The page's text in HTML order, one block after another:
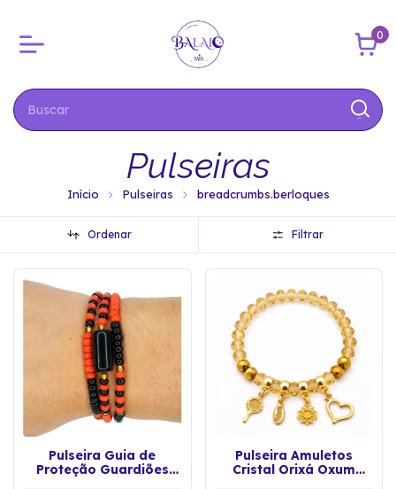
0
Pulseiras
Início Pulseiras breadcrumbs.berloques
Ordenar Filtrar
Pulseira Guia de
Proteção Guardiões
Pulseira Amuletos
Cristal Orixá Oxum